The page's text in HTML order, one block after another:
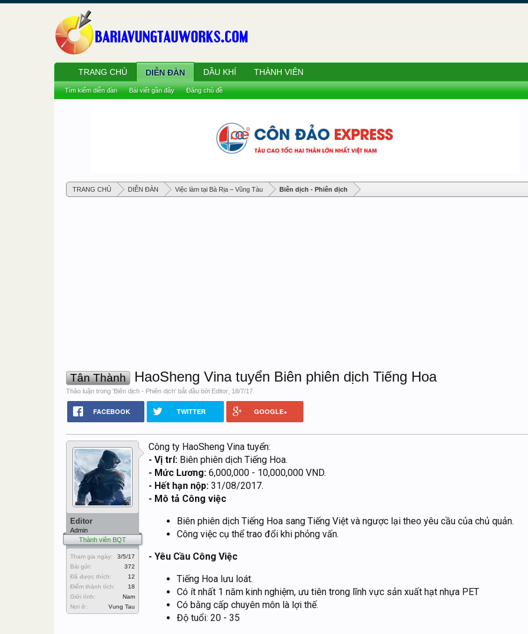
TRANG CHỦ DIỄN ĐÀN Việc làm tại Bà Rịa – Vũng Tàu Biên dịch - Phiên dịch
Tân Thành HaoSheng Vina tuyển Biên phiên dịch Tiếng Hoa
Thảo luận trong 'Biên dịch - Phiên dịch' bắt đầu bởi Editor, 18/7/17.
FACEBOOK TWITTER GOOGLE+
Editor
Admin
Thành viên BQT
Tham gia ngày:
3/5/17
Bài gửi:
372
Đã được thích:
12
Điểm thành tích:
18
Giới tính:
Nam
Nơi ở:
Vung Tau
Công ty HaoSheng Vina tuyển:
- Vị trí: Biên phiên dịch Tiếng Hoa.
- Mức Lương: 6,000,000 - 10,000,000 VND.
- Hết hạn nộp: 31/08/2017.
- Mô tả Công việc
Biên phiên dịch Tiếng Hoa sang Tiếng Việt và ngược lại theo yêu cầu của chủ quản.
Công việc cụ thể trao đổi khi phỏng vấn.
- Yêu Cầu Công Việc
Tiếng Hoa lưu loát.
Có ít nhất 1 năm kinh nghiệm, ưu tiên trong lĩnh vực sản xuất hạt nhựa PET
Có bằng cấp chuyên môn là lợi thế.
Độ tuổi: 20 - 35
TRANG CHỦ DIỄN ĐÀN
Tìm kiếm diễn đàn Bài viết gần đây Đăng chủ đề
DẦU KHÍ THÀNH VIÊN